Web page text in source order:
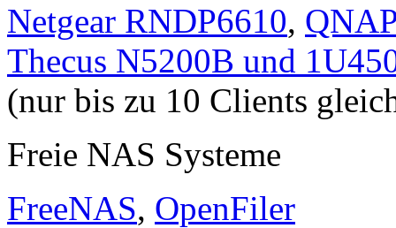
Netgear RNDP6610,
Thecus N5200B und
(nur bis zu 10 Clients
Freie NAS Systeme
FreeNAS, OpenFiler